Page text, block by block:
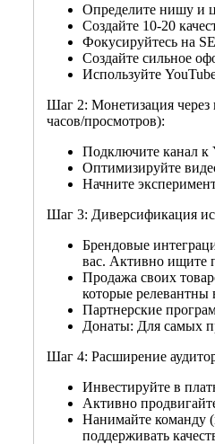
Определите нишу и
Создайте 10-20
Фокусируйтесь на
Создайте сильное
Используйте
Шаг 2: Монетизация через
часов/просмотров):
Подключите канал к
Оптимизируйте
Начните
Шаг 3: Диверсификация
Брендовые
вас. Активно ищите
Продажа своих
которые релевантны
Партнерские
Донаты: Для самых
Шаг 4: Расширение
Инвестируйте в
Активно
Нанимайте команду
поддерживать